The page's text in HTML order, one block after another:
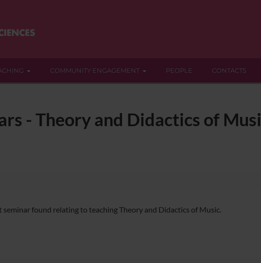
COMMUNITY ENGAGEMENT PEOPLE CONTACTS
- Theory and Didactics of
seminar found relating to teaching Theory and Didactics of Music.